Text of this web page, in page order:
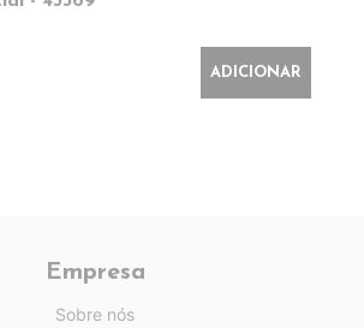
ADICIONAR
Empresa
Sobre nós